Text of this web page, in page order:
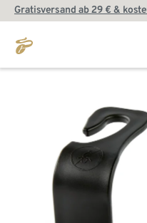
Gratisversand ab 29 € &